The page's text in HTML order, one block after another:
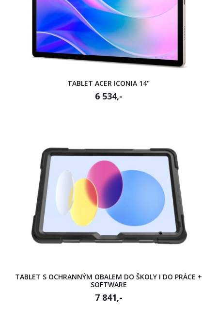
TABLET ACER ICONIA 14"
6 534,-
TABLET S OCHRANNÝM OBALEM DO ŠKOLY I DO PRÁCE +
SOFTWARE
7 841,-